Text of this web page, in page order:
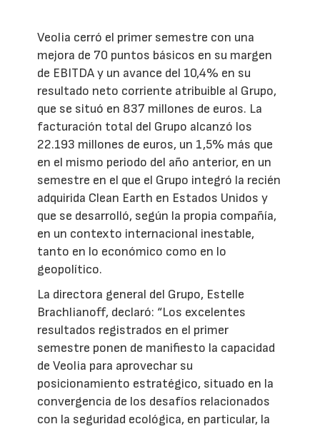
Veolia cerró el primer semestre con una
mejora de 70 puntos básicos en su margen
de EBITDA y un avance del 10,4% en su
resultado neto corriente atribuible al Grupo,
que se situó en 837 millones de euros. La
facturación total del Grupo alcanzó los
22.193 millones de euros, un 1,5% más que
en el mismo periodo del año anterior, en un
semestre en el que el Grupo integró la recién
adquirida Clean Earth en Estados Unidos y
que se desarrolló, según la propia compañía,
en un contexto internacional inestable,
tanto en lo económico como en lo
geopolítico.
La directora general del Grupo, Estelle
Brachlianoff, declaró: “Los excelentes
resultados registrados en el primer
semestre ponen de manifiesto la capacidad
de Veolia para aprovechar su
posicionamiento estratégico, situado en la
convergencia de los desafíos relacionados
con la seguridad ecológica, en particular, la